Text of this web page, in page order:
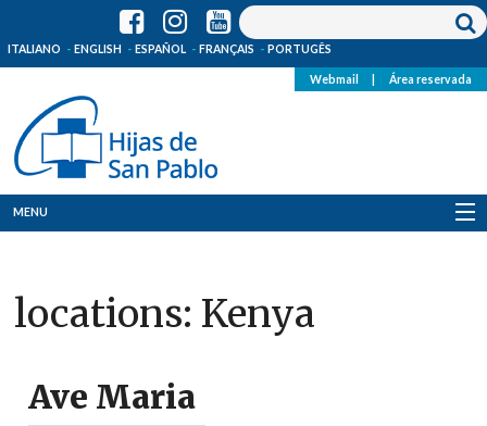
ITALIANO ENGLISH ESPAÑOL FRANÇAIS PORTUGÊS
Webmail Área reservada
MENU
Dónde estamos
Recursos
locations: Kenya
Ave Maria